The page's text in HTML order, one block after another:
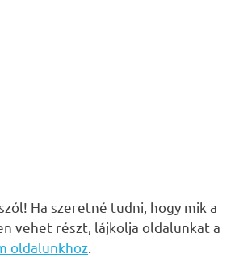
Ha szeretné tudni, hogy mik a
vehet részt, lájkolja oldalunkat a
oldalunkhoz.